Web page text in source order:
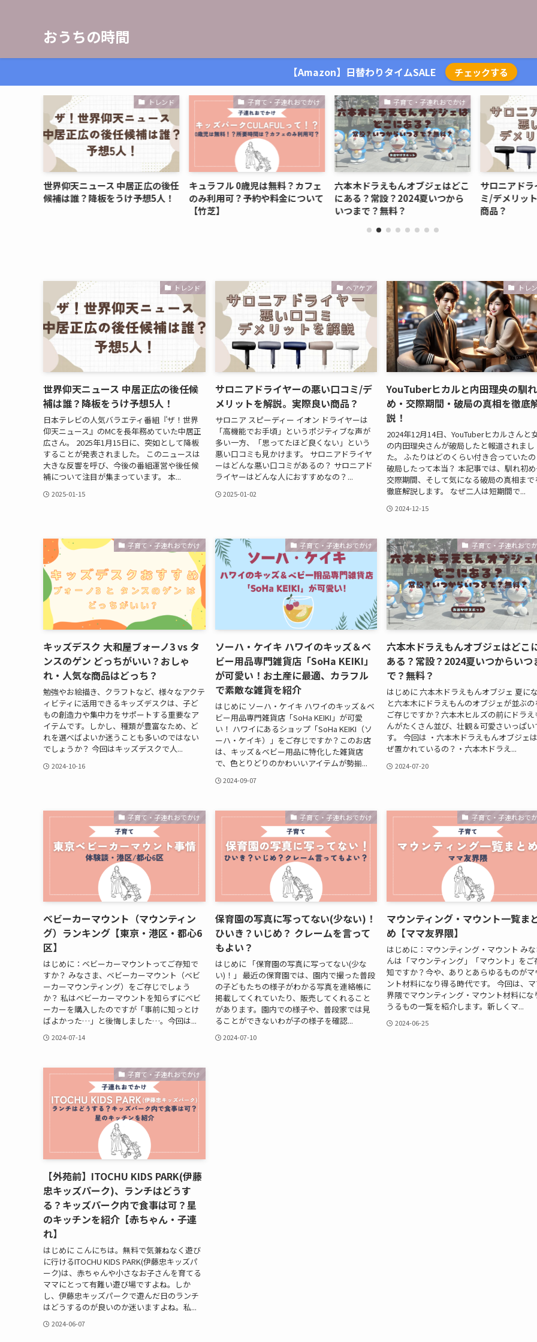
おうちの時間
【Amazon】日替わりタイムSALE チェックする
トレンド
世界仰天ニュース 中居正広の後任
候補は誰？降板をうけ予想5人！
子育て・子連れおでかけ
キュラフル 0歳児は無料？カフェ
のみ利用可？予約や料金について
【竹芝】
子育て・子連れおでかけ
六本木ドラえもんオブジェはどこ
にある？常設？2024夏いつから
いつまで？無料？
サロニアド
ミ/デメリッ
商品？
トレンド
世界仰天ニュース 中居正広の後任候
補は誰？降板をうけ予想5人！
日本テレビの人気バラエティ番組『ザ！世界
仰天ニュース』のMCを長年務めていた中居正
広さん。 2025年1月15日に、突如として降板
することが発表されました。 このニュースは
大きな反響を呼び、今後の番組運営や後任候
補について注目が集まっています。 本...
2025-01-15
ヘアケア
サロニアドライヤーの悪い口コミ/デ
メリットを解説。実際良い商品？
サロニア スピーディー イオン ドライヤーは
「高機能でお手頃」というポジティブな声が
多い一方、「思ってたほど良くない」という
悪い口コミも見かけます。 サロニアドライヤ
ーはどんな悪い口コミがあるの？ サロニアド
ライヤーはどんな人におすすめなの？...
2025-01-02
トレ
YouTuberヒカルと内田理央の馴
め・交際期間・破局の真相を徹底
説！
2024年12月14日、YouTuberヒカルさんと
の内田理央さんが破局したと報道されまし
た。 ふたりはどのくらい付き合っていたの
破局したって本当？ 本記事では、馴れ初
交際期間、そして気になる破局の真相まで
徹底解説します。 なぜ二人は短期間で...
2024-12-15
子育て・子連れおでかけ
キッズデスク 大和屋ブォーノ3 vs タ
ンスのゲン どっちがいい？おしゃ
れ・人気な商品はどっち？
勉強やお絵描き、クラフトなど、様々なアクテ
ィビティに活用できるキッズデスクは、子ど
もの創造力や集中力をサポートする重要なア
イテムです。しかし、種類が豊富なため、ど
れを選べばよいか迷うことも多いのではない
でしょうか？ 今回はキッズデスクで人...
2024-10-16
子育て・子連れおでかけ
ソーハ・ケイキ ハワイのキッズ＆ベ
ビー用品専門雑貨店「SoHa KEIKI」
が可愛い！お土産に最適、カラフル
で素敵な雑貨を紹介
はじめに ソーハ・ケイキ ハワイのキッズ＆ベ
ビー用品専門雑貨店「SoHa KEIKI」が可愛
い！ ハワイにあるショップ「SoHa KEIKI（ソ
ーハ・ケイキ）」をご存じですか？このお店
は、キッズ＆ベビー用品に特化した雑貨店
で、色とりどりのかわいいアイテムが勢揃...
2024-09-07
子育て・子連れおで
六本木ドラえもんオブジェはどこ
ある？常設？2024夏いつからいつ
で？無料？
はじめに 六本木ドラえもんオブジェ 夏に
と六本木にドラえもんのオブジェが並ぶの
ご存じですか？六本木ヒルズの前にドラえ
んがたくさん並び、壮観＆可愛さいっぱい
す。 今回は ・六本木ドラえもんオブジェ
ぜ置かれているの？・六本木ドラえ...
2024-07-20
子育て・子連れおでかけ
ベビーカーマウント（マウンティン
グ）ランキング【東京・港区・都心6
区】
はじめに：ベビーカーマウントってご存知で
すか？ みなさま、ベビーカーマウント（ベビ
ーカーマウンティング）をご存じでしょう
か？ 私はベビーカーマウントを知らずにベビ
ーカーを購入したのですが「事前に知っとけ
ばよかった…」と後悔しました…。今回は...
2024-07-14
子育て・子連れおでかけ
保育園の写真に写ってない(少ない)！
ひいき？いじめ？ クレームを言って
もよい？
はじめに 「保育園の写真に写ってない(少な
い)！」 最近の保育園では、園内で撮った普段
の子どもたちの様子がわかる写真を連絡帳に
掲載してくれていたり、販売してくれること
があります。園内での様子や、普段家では見
ることができないわが子の様子を確認...
2024-07-10
子育て・子連れおで
マウンティング・マウント一覧ま
め【ママ友界隈】
はじめに：マウンティング・マウント みな
んは「マウンティング」「マウント」をご
知ですか？今や、ありとあらゆるものがマ
ント材料になり得る時代です。 今回は、
界隈でマウンティング・マウント材料にな
うるもの一覧を紹介します。新しくマ...
2024-06-25
子育て・子連れおでかけ
【外苑前】ITOCHU KIDS PARK(伊藤
忠キッズパーク)、ランチはどうす
る？キッズパーク内で食事は可？星
のキッチンを紹介【赤ちゃん・子連
れ】
はじめに こんにちは。無料で気兼ねなく遊び
に行けるITOCHU KIDS PARK(伊藤忠キッズパ
ーク)は、赤ちゃんや小さなお子さんを育てる
ママにとって有難い遊び場ですよね。しか
し、伊藤忠キッズパークで遊んだ日のランチ
はどうするのが良いのか迷いますよね。私...
2024-06-07